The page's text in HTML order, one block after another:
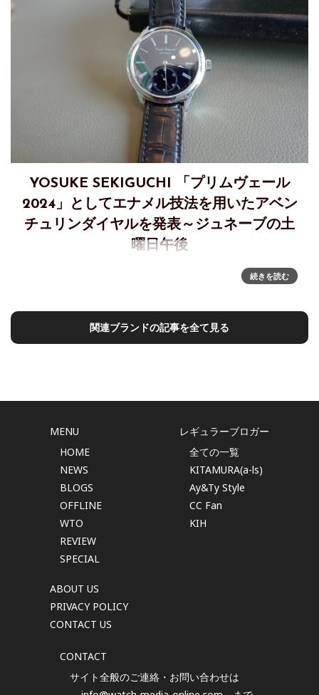
YOSUKE SEKIGUCHI 「プリムヴェール
2024」としてエナメル技法を用いたアベン
チュリンダイヤルを発表～ジュネーブの土
曜日午後
関口陽介氏のプリムヴェール(Primevère)、年ごとに仕様を変
えて限定本数を制作していくイヤーモデルのような方法を取
回、4月のジュネーブで拝見した作品の情報が解禁と
続きを読む
関連ブランドの記事を全て見る
MENU
HOME
NEWS
BLOGS
OFFLINE
WTO
REVIEW
SPECIAL
ABOUT US
PRIVACY POLICY
CONTACT US
レギュラーブロガー
全ての一覧
KITAMURA(a-ls)
Ay&Ty Style
CC Fan
KIH
CONTACT
サイト全般のご連絡・お問い合わせは